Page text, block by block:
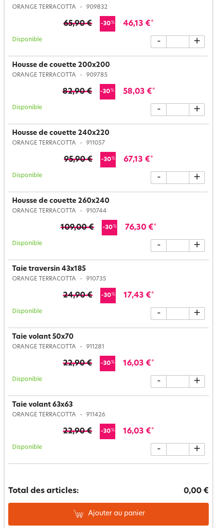
ORANGE TERRACOTTA 909832
65,90 € -30% 46,13 €*
Disponible - +
Housse de couette 200x200
ORANGE TERRACOTTA 909785
82,90 € -30% 58,03 €*
Disponible - +
Housse de couette 240x220
ORANGE TERRACOTTA 911057
95,90 € -30% 67,13 €*
Disponible - +
Housse de couette 260x240
ORANGE TERRACOTTA 910744
109,00 € -30% 76,30 €*
Disponible - +
Taie traversin 43x185
ORANGE TERRACOTTA 910735
24,90 € -30% 17,43 €*
Disponible - +
Taie volant 50x70
ORANGE TERRACOTTA 911281
22,90 € -30% 16,03 €*
Disponible - +
Taie volant 63x63
ORANGE TERRACOTTA 911426
22,90 € -30% 16,03 €*
Disponible - +
Total des articles: 0,00 €
Ajouter au panier